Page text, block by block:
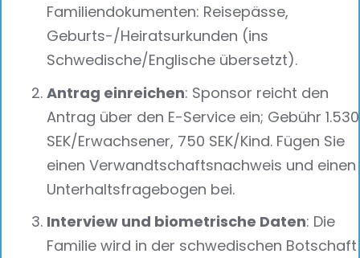
Familiendokumenten: Reisepässe,
Geburts-/Heiratsurkunden (ins
Schwedische/Englische übersetzt).
Antrag einreichen: Sponsor reicht den
Antrag über den E-Service ein; Gebühr 1.530
SEK/Erwachsener, 750 SEK/Kind. Fügen Sie
einen Verwandtschaftsnachweis und einen
Unterhaltsfragebogen bei.
Interview und biometrische Daten: Die
Familie wird in der schwedischen Botschaft